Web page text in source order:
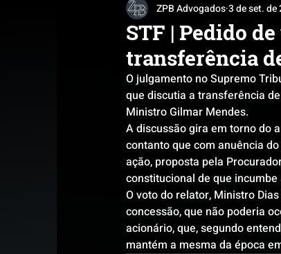
Reconhecimento Tributário Pós-
STF | Pedido
transferência
ZPB Advogados3 de set. de
O julgamento no Supremo
que discutia a transferência
Ministro Gilmar Mendes.
A discussão gira em torno do
contanto que com anuência
ação, proposta pela
constitucional de que
O voto do relator, Ministro
concessão, que não poderia
acionário, que, segundo
mantém a mesma da época